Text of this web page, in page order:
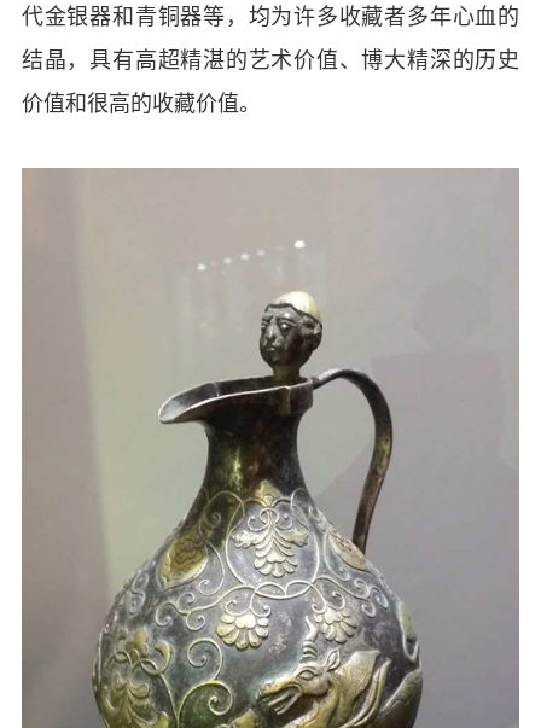
代金银器和青铜器等，均为许多收藏者多年心血的
结晶，具有高超精湛的艺术价值、博大精深的历史
价值和很高的收藏价值。